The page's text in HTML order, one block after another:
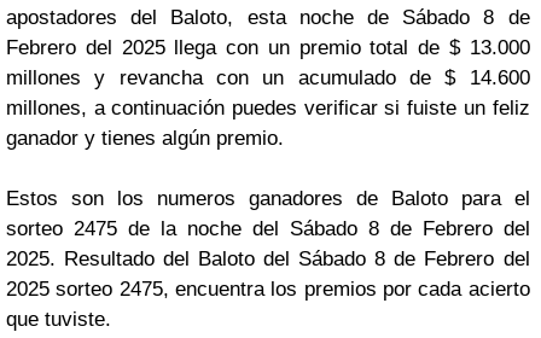
apostadores del Baloto, esta noche de Sábado 8 de
Febrero del 2025 llega con un premio total de $ 13.000
millones y revancha con un acumulado de $ 14.600
millones, a continuación puedes verificar si fuiste un feliz
ganador y tienes algún premio.
Estos son los numeros ganadores de Baloto para el
sorteo 2475 de la noche del Sábado 8 de Febrero del
2025. Resultado del Baloto del Sábado 8 de Febrero del
2025 sorteo 2475, encuentra los premios por cada acierto
que tuviste.